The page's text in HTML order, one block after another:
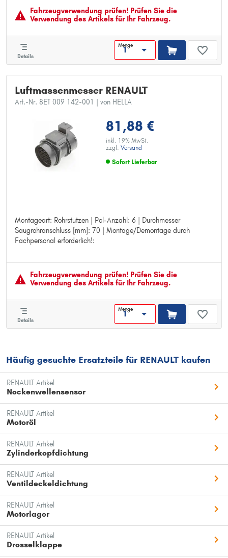
Fahrzeugver­wendung prüfen! Prüfen Sie die
Verwendung des Artikels für Ihr Fahrzeug.
Details
Menge
Luftmassenmesser RENAULT
Art.-Nr. 8ET 009 142-001 | von HELLA
81,88 €
inkl. 19% MwSt.
zzgl. Versand
Sofort Lieferbar
Montageart: Rohrstutzen | Pol-Anzahl: 6 | Durchmesser
Saugrohranschluss [mm]: 70 | Montage/Demontage durch
Fachpersonal erforderlich!:
Montageart: Rohrstutzen
Pol-Anzahl: 6
Durchmesser Saugrohranschluss [mm]: 70
Fahrzeugver­wendung prüfen! Prüfen Sie die
Verwendung des Artikels für Ihr Fahrzeug.
Details
Menge
Häufig gesuchte Ersatzteile für RENAULT kaufen
RENAULT Artikel
Nockenwellensensor
RENAULT Artikel
Motoröl
RENAULT Artikel
Zylinderkopfdichtung
RENAULT Artikel
Ventildeckeldichtung
RENAULT Artikel
Motorlager
RENAULT Artikel
Drosselklappe